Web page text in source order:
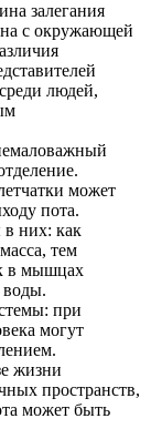
залегания
с окружающей
людей,
может
пота.
них: как
тем
в мышцах
воды.
при
могут
жизни
пространств,
может быть